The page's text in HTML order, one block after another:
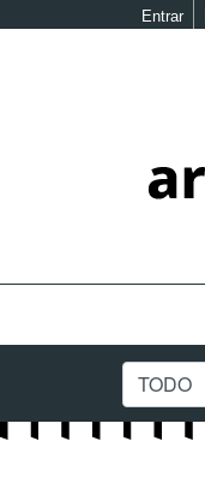
Entrar